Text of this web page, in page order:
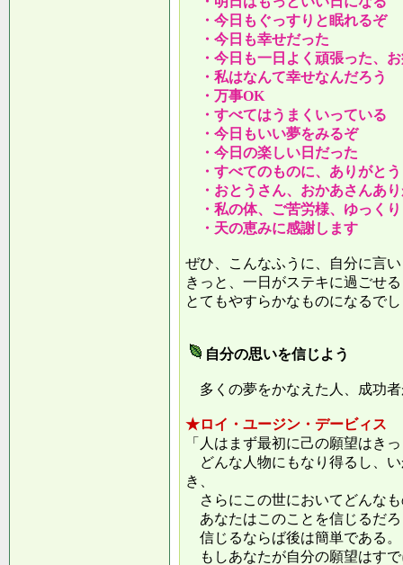
・今日もぐっすりと眠れるぞ
・今日も幸せだった
・今日も一日よく頑張った、
・私はなんて幸せなんだろう
・万事OK
・すべてはうまくいっている
・今日もいい夢をみるぞ
・今日の楽しい日だった
・すべてのものに、ありがとう
・おとうさん、おかあさんあ
・私の体、ご苦労様、ゆっく
・天の恵みに感謝します
ぜひ、こんなふうに、自分に言
きっと、一日がステキに過ごせ
とてもやすらかなものになるで
自分の思いを信じよう
多くの夢をかなえた人、成功
★ロイ・ユージン・デービィス
「人はまず最初に己の願望はき
どんな人物にもなり得るし、
き、
さらにこの世においてどんな
あなたはこのことを信じるだ
信じるならば後は簡単である。
もしあなたが自分の願望はす